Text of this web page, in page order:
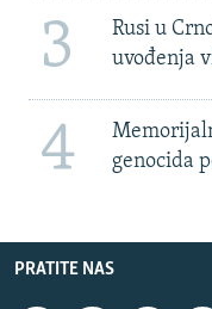
3
Rusi u
uvođenja
4
genocida
PRATITE NAS